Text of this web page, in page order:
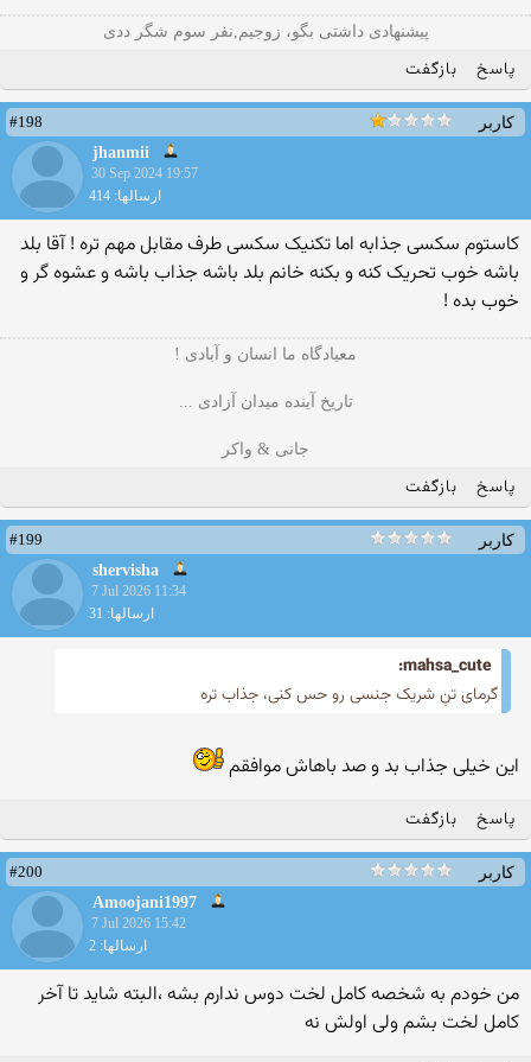
پیشنهادی داشتی بگو، زوجیم,نفر سوم شگر ددی
پاسخ بازگفت
کاربر
#198
jhanmii
30 Sep 2024 19:57
ارسالها: 414
کاستوم سکسی جذابه اما تکنیک سکسی طرف مقابل مهم تره ! آقا بلد
باشه خوب تحریک کنه و بکنه خانم بلد باشه جذاب باشه و عشوه گر و
خوب بده !
معیادگاه ما انسان و آبادی !
تاریخ آینده میدان آزادی ...
جانی & واکر
پاسخ بازگفت
کاربر
#199
shervisha
7 Jul 2026 11:34
ارسالها: 31
mahsa_cute:
گرمای تنِ شریک جنسی رو حس کنی، جذاب تره
این خیلی جذاب بد و صد باهاش موافقم
پاسخ بازگفت
کاربر
#200
Amoojani1997
7 Jul 2026 15:42
ارسالها: 2
من خودم به شخصه کامل لخت دوس ندارم بشه ،البته شاید تا آخر
کامل لخت بشم ولی اولش نه